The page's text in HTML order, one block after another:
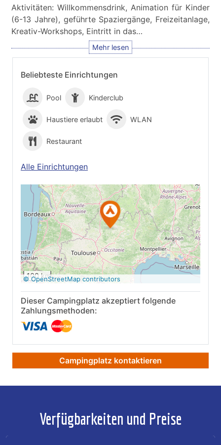
Beliebteste Einrichtungen
Pool Kinderclub
Haustiere erlaubt WLAN
Restaurant
Alle Einrichtungen
Auf Google Maps
anzeigen
100 km
© OpenStreetMap contributors
Dieser Campingplatz akzeptiert folgende
Zahlungsmethoden:
Campingplatz kontaktieren
Aktivitäten: Willkommensdrink, Animation für Kinder
(6-13 Jahre), geführte Spaziergänge, Freizeitanlage,
Kreativ-Workshops, Eintritt in das…
Verfügbarkeiten und Preise